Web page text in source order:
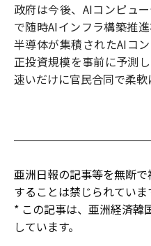
政府は今後、AIコンピュ
で随時AIインフラ構築推
半導体が集積されたAIコ
正投資規模を事前に予測
速いだけに官民合同で柔軟
亜洲日報の記事等を無断
することは禁じられていま
* この記事は、亜洲経済韓
しています。